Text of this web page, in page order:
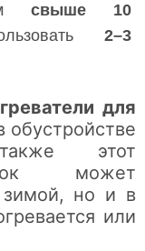
свыше 10
2–3
для
обустройстве
этот
может
зимой, но и в
или